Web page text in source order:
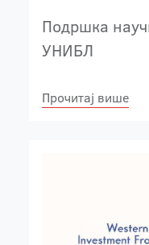
Подршка
УНИБЛ
Прочитај више